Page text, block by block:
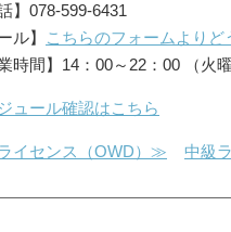
】078-599-6431
ル】
こちらのフォームより
業時間】14：00～22：00 （火曜
ュール確認はこちら
イセンス（OWD）≫ 中級